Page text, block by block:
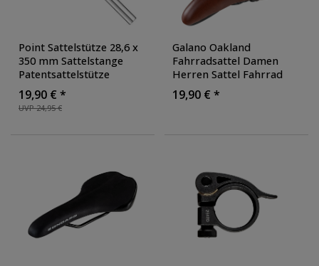
Point Sattelstütze 28,6 x
350 mm Sattelstange
Patentsattelstütze
Aluminium Ersatzteil
Farbe: silber
UVP 24,95 €
19,90 € *
Galano Oakland
Fahrradsattel Damen
Herren Sattel Fahrrad
Komfortsattel
Fahrradsitz
19,90 € *